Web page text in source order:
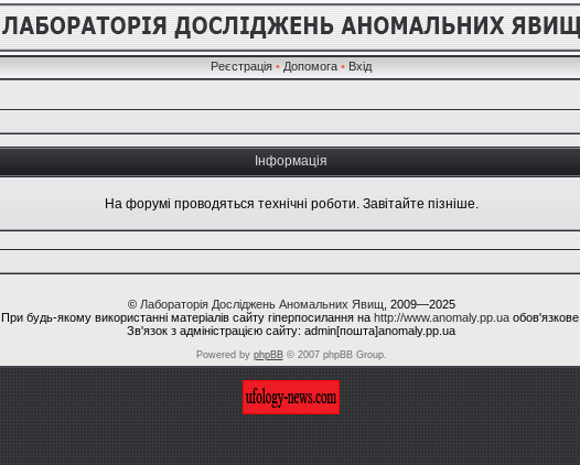
Реєстрація • Допомога • Вхід
Інформація
На форумі проводяться технічні роботи. Завітайте пізніше.
© Лабораторія Досліджень Аномальних Явищ , 2009—2025
При будь-якому використанні матеріалів сайту гіперпосилання на http://www.anomaly.pp.uaобов'язкове.
Зв'язок з адміністрацією сайту: admin[пошта]anomaly.pp.ua
Powered by phpBB© 2007 phpBB Group.